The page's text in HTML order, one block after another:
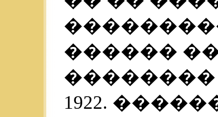
������
1922.